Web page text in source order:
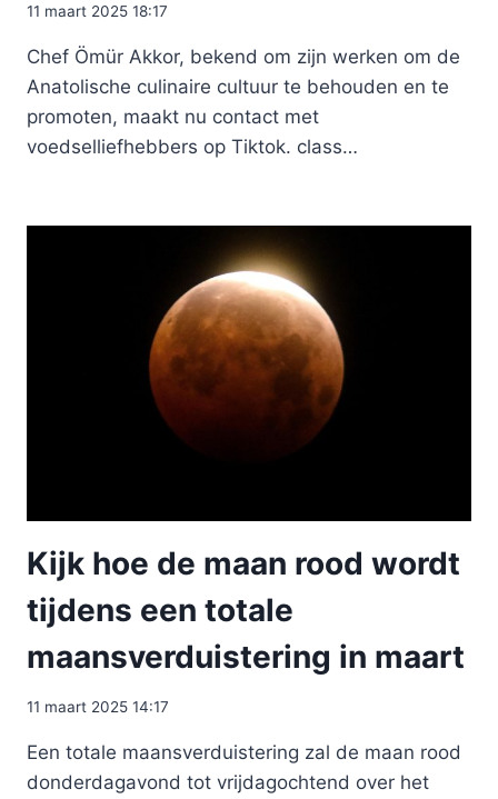
11 maart 2025 18:17
Chef Ömür Akkor, bekend om zijn werken om de
Anatolische culinaire cultuur te behouden en te
promoten, maakt nu contact met
voedselliefhebbers op Tiktok. class…
Kijk hoe de maan rood wordt
tijdens een totale
maansverduistering in maart
11 maart 2025 14:17
Een totale maansverduistering zal de maan rood
donderdagavond tot vrijdagochtend over het